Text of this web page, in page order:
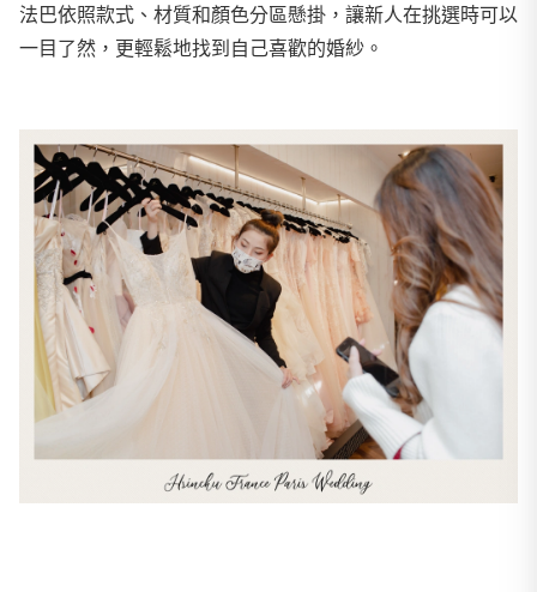
法巴依照款式、材質和顏色分區懸掛，讓新人在挑選時可以
一目了然，更輕鬆地找到自己喜歡的婚紗。